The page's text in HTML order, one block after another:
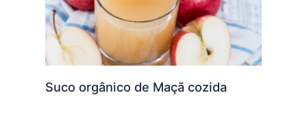
Suco orgânico de Maçã cozida